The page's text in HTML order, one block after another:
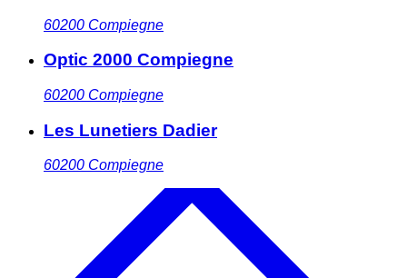
60200 Compiegne
Optic 2000 Compiegne
60200 Compiegne
Les Lunetiers Dadier
60200 Compiegne